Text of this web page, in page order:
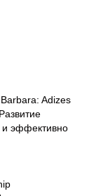
Adizes
и эффективно